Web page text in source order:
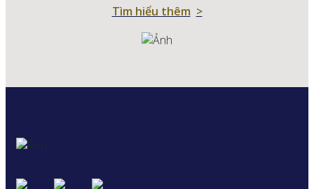
Tìm hiểu thêm >